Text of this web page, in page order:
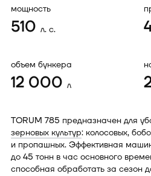
мощность
510 л. с.
объем бункера
12 000 л
TORUM 785 предназначен для
зерновых культур: колосовых,
и пропашных. Эффективная
до 45 тонн в час основного
способная обработать за сезон